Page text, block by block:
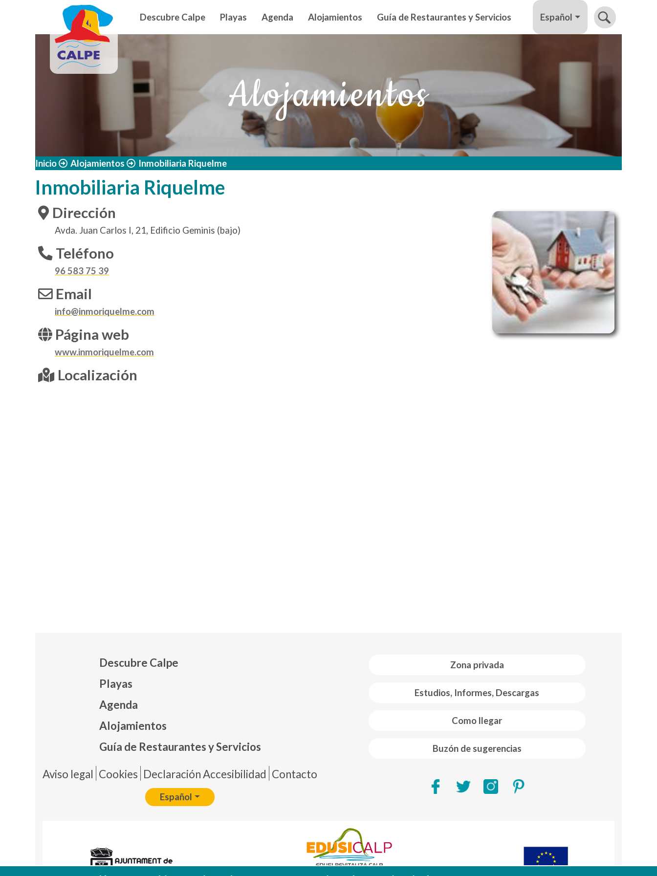
Pasar al contenido principal Navegación principal
Descubre Calpe Playas Agenda Alojamientos Guía de Restaurantes y Servicios Español
Alojamientos
Inicio Alojamientos Inmobiliaria Riquelme
Inmobiliaria Riquelme
Dirección
Avda. Juan Carlos I, 21, Edificio Geminis (bajo)
Teléfono
96 583 75 39
Email
info@inmoriquelme.com
Página web
www.inmoriquelme.com
Localización
Zona privada
Estudios, Informes, Descargas
Como llegar
Buzón de sugerencias
Descubre Calpe
Playas
Agenda
Alojamientos
Guía de Restaurantes y Servicios
Pie de página
Aviso legal Cookies Declaración Accesibilidad Contacto
Español